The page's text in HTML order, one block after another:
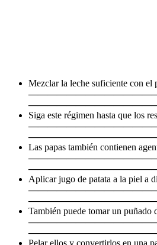
Mezclar la leche suficiente con el
Siga este régimen hasta que los
Las papas también contienen
Aplicar jugo de patata a la piel a
También puede tomar un puñado